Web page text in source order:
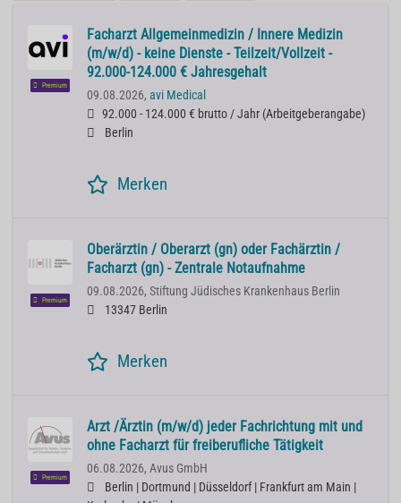
Premium
Facharzt Allgemeinmedizin / Innere Medizin
(m/w/d) - keine Dienste - Teilzeit/Vollzeit -
92.000-124.000 € Jahresgehalt
09.08.2026, avi Medical
92.000 - 124.000 € brutto / Jahr (Arbeitgeberangabe)
Berlin
Merken
Premium
Oberärztin / Oberarzt (gn) oder Fachärztin /
Facharzt (gn) - Zentrale Notaufnahme
09.08.2026, Stiftung Jüdisches Krankenhaus Berlin
13347 Berlin
Merken
Premium
Arzt /Ärztin (m/w/d) jeder Fachrichtung mit und
ohne Facharzt für freiberufliche Tätigkeit
06.08.2026, Avus GmbH
Berlin | Dortmund | Düsseldorf | Frankfurt am Main |